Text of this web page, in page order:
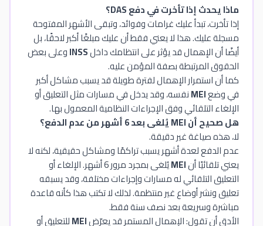
ماذا يحدث إذا تأخرت في دفع DAS؟
إذا تأخرت، تبدأ عليك غرامات وفوائد، وتبقى الأشهر المفتوحة
مسجلة عليك. هذا لا يعني فقط أن عليك مبلغًا أكبر لاحقًا، بل
أيضًا أن الإهمال قد يؤثر على انتظامك داخلINSSوعلى بعض
الحقوق المرتبطة بصفة المؤمن عليه.
كما أن استمرار الإهمال لفترة طويلة قد يسبب مشاكل أكبر
في وضعMEIنفسه، وقد يدخل في مسارات مثل التعليق أو
الإلغاء التلقائي وفق الإجراءات النظامية المعمول بها.
هل صحيح أن MEI يُلغى بعد 6 أشهر من عدم الدفع؟
لا، هذه صياغة غير دقيقة.
عدم الدفع لعدة أشهر يسبب تراكمًا ومشاكل حقيقية، لكنه لا
يعني تلقائيًا أنMEI
يُلغى بمجرد مرور 6 أشهر. الإلغاء أو
التعليق التلقائي له مسارات وإجراءات مختلفة، وقد يسبقه
تعليق ونشر أوضاع غير منتظمة. لذلك لا تكتب هذا كأنه قاعدة
مباشرة وسريعة بعد نصف سنة فقط.
الأدق أن تقول: الإهمال المستمر قد يعرّضMEIللتعليق أو